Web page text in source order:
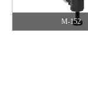
M-152